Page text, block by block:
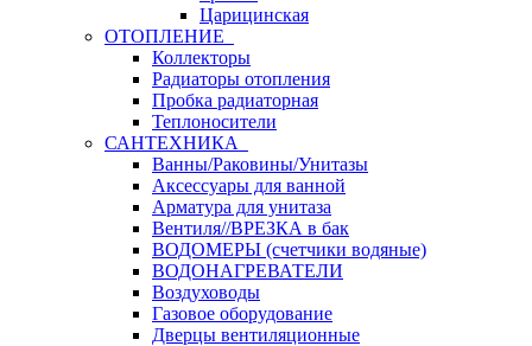
Царицинская
ОТОПЛЕНИЕ
Коллекторы
Радиаторы отопления
Пробка радиаторная
Теплоносители
САНТЕХНИКА
Ванны/Раковины/Унитазы
Аксессуары для ванной
Арматура для унитаза
Вентиля//ВРЕЗКА в бак
ВОДОМЕРЫ (счетчики водяные)
ВОДОНАГРЕВАТЕЛИ
Воздуховоды
Газовое оборудование
Дверцы вентиляционные